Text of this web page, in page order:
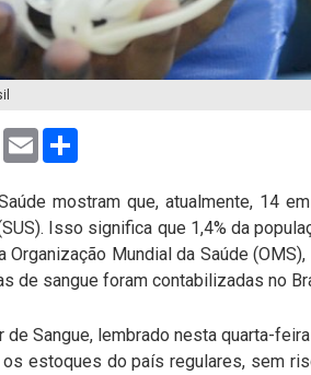
WhatsApp
Email
mostram que, atualmente, 14
Isso significa que 1,4% da
Mundial da Saúde
de sangue foram contabilizadas no
de Sangue, lembrado nesta quarta-
estoques do país regulares, sem